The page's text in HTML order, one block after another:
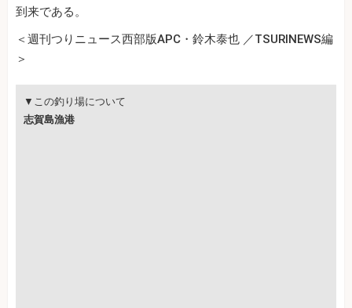
到来である。
＜週刊つりニュース西部版APC・鈴木泰也 ／TSURINEWS編
＞
▼この釣り場について
志賀島漁港